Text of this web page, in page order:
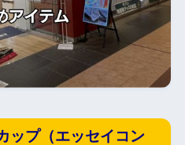
ップ（エッセイコン